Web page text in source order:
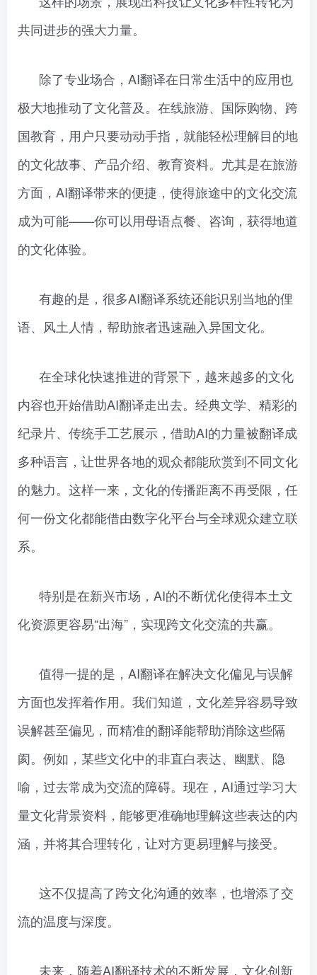
共同进步的强大力量。
除了专业场合，AI翻译在日常生活中的应用也
极大地推动了文化普及。在线旅游、国际购物、跨
国教育，用户只要动动手指，就能轻松理解目的地
的文化故事、产品介绍、教育资料。尤其是在旅游
方面，AI翻译带来的便捷，使得旅途中的文化交流
成为可能——你可以用母语点餐、咨询，获得地道
的文化体验。
有趣的是，很多AI翻译系统还能识别当地的俚
语、风土人情，帮助旅者迅速融入异国文化。
在全球化快速推进的背景下，越来越多的文化
内容也开始借助AI翻译走出去。经典文学、精彩的
纪录片、传统手工艺展示，借助AI的力量被翻译成
多种语言，让世界各地的观众都能欣赏到不同文化
的魅力。这样一来，文化的传播距离不再受限，任
何一份文化都能借由数字化平台与全球观众建立联
系。
特别是在新兴市场，AI的不断优化使得本土文
化资源更容易“出海”，实现跨文化交流的共赢。
值得一提的是，AI翻译在解决文化偏见与误解
方面也发挥着作用。我们知道，文化差异容易导致
误解甚至偏见，而精准的翻译能帮助消除这些隔
阂。例如，某些文化中的非直白表达、幽默、隐
喻，过去常成为交流的障碍。现在，AI通过学习大
量文化背景资料，能够更准确地理解这些表达的内
涵，并将其合理转化，让对方更易理解与接受。
这不仅提高了跨文化沟通的效率，也增添了交
流的温度与深度。
未来，随着AI翻译技术的不断发展，文化创新